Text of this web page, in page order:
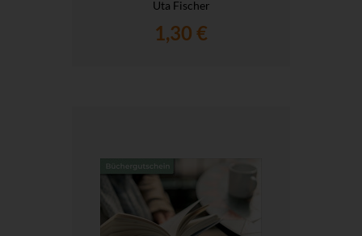
Uta Fischer
1,30 €